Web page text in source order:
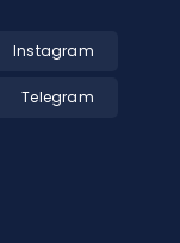
Instagram
Telegram